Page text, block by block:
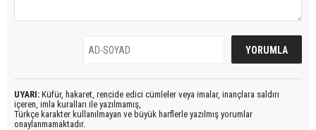
UYARI: Küfür, hakaret, rencide edici cümleler veya imalar, inançlara saldırı
içeren, imla kuralları ile yazılmamış,
Türkçe karakter kullanılmayan ve büyük harflerle yazılmış yorumlar
onaylanmamaktadır.